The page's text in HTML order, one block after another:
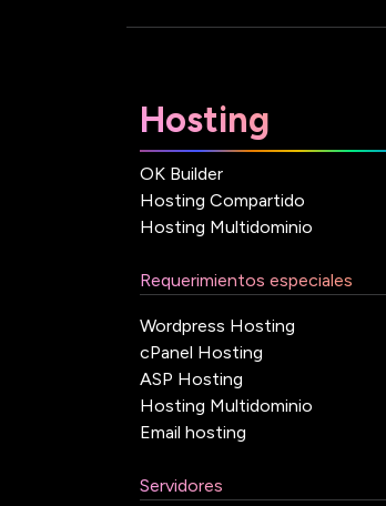
Hosting
OK Builder
Hosting Compartido
Hosting Multidominio
Requerimientos especiales
Wordpress Hosting
cPanel Hosting
ASP Hosting
Hosting Multidominio
Email hosting
Servidores